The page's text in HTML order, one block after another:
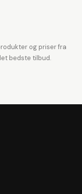
og priser fra
bedste tilbud.